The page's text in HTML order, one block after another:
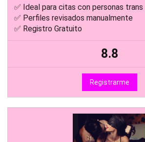
✅ Ideal para citas con personas trans
✅ Perfiles revisados manualmente
✅ Registro Gratuito
8.8
Registrarme